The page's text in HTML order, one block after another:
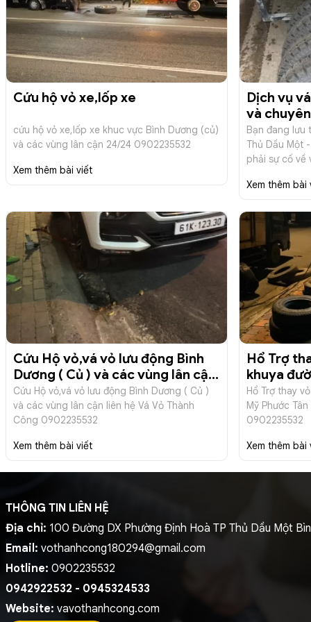
Cứu hộ vỏ xe,lốp xe
cứu hộ vỏ xe,lốp xe khuc vực Bình Dương (củ)
và các vùng lân cận 24/24 0902235532
Xem thêm bài viết
Dịch vụ
và
vỏ xe đã
Bạn đang lưu
Thủ Dầu Một
phải sự cố về
hoặc ở những
hỗ trợ nhanh
Động Thành
chuyên cung
đây nhanh
24/24, sẵn
xe của bạn.
Xem thêm bài
Cứu Hộ vỏ,vá vỏ lưu động Bình
Dương ( Củ ) và các vùng lân cận
liên hệ Vá Vỏ Thành Công
0902235532
Cứu Hộ vỏ,vá vỏ lưu động Bình Dương ( Củ )
và các vùng lân cận liên hệ Vá Vỏ Thành
Công 0902235532
Xem thêm bài viết
Hổ Trợ
khuya đường Mỹ Phước
chuyên
Hổ Trợ thay
Mỹ Phước
0902235532
Xem thêm bài
THÔNG TIN LIÊN HỆ
Địa chỉ: 100 Đường DX Phường Định Hoà TP Thủ Dầu Một
Email: vothanhcong180294@gmail.com
Hotline: 0902235532
0942922532 - 0945324533
Website: vavothanhcong.com